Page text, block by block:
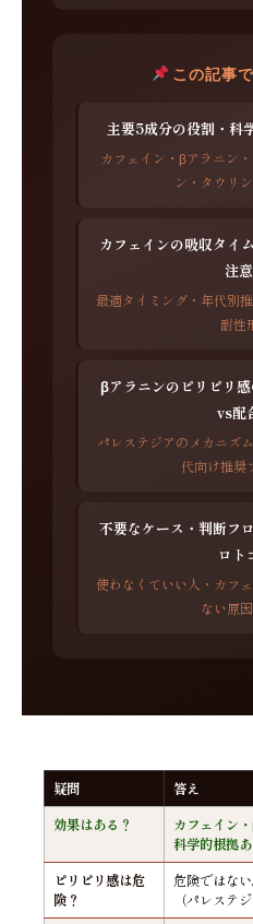
この記事
主要5成分の役割・科
カフェイン・βアラニン
ン・タウリ
カフェインの吸収タイ
注
最適タイミング・年代別
耐性
βアラニンのピリピリ
vs配
パレステジアのメカニズ
代向け推奨
不要なケース・判断フ
ロト
使わなくていい人・カフ
ない原
疑問
答え
効果はある？
カフェイン
科学的根拠
ピリピリ感は危
険？
危険ではな
（パレステジ